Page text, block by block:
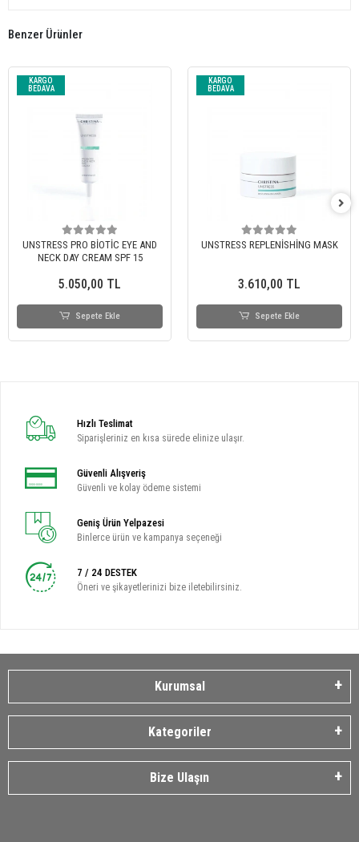
Benzer Ürünler
KARGO
BEDAVA
UNSTRESS PRO BİOTİC EYE AND
NECK DAY CREAM SPF 15
5.050,00 TL
Sepete Ekle
KARGO
BEDAVA
UNSTRESS REPLENİSHİNG MASK
3.610,00 TL
Sepete Ekle
Hızlı Teslimat
Siparişleriniz en kısa sürede elinize ulaşır.
Güvenli Alışveriş
Güvenli ve kolay ödeme sistemi
Geniş Ürün Yelpazesi
Binlerce ürün ve kampanya seçeneği
7 / 24 DESTEK
Öneri ve şikayetlerinizi bize iletebilirsiniz.
Kurumsal
Kategoriler
Bize Ulaşın